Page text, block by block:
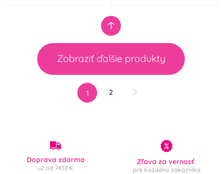
Zobraziť ďalšie produkty
1 2
Doprava zdarma
už od 74,18 €
Zľava za vernosť
pre každého zákazníka